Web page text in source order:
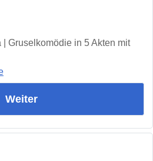
Gruselkomödie in 5 Akten mit
Weiter